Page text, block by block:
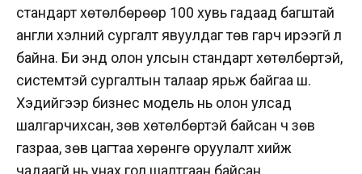
стандарт хөтөлбөрөөр 100 хувь гадаад багштай
англи хэлний сургалт явуулдаг төв гарч ирээгүй л
байна. Би энд олон улсын стандарт хөтөлбөртэй,
системтэй сургалтын талаар ярьж байгаа шүү.
Хэдийгээр бизнес модель нь олон улсад
шалгарчихсан, зөв хөтөлбөртэй байсан ч зөв
газраа, зөв цагтаа хөрөнгө оруулалт хийж
чадаагүй нь унах гол шалтгаан байсан.